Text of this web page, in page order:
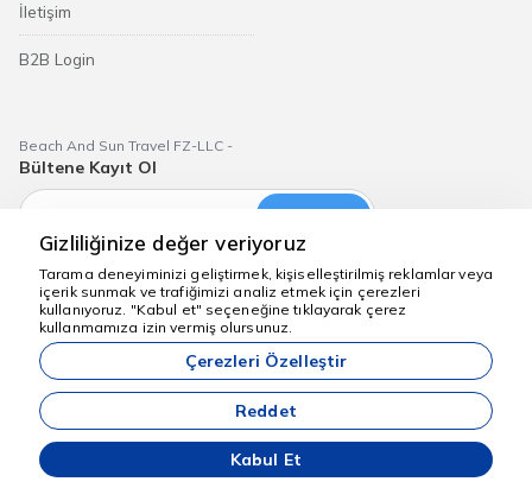
İletişim
B2B Login
Beach And Sun Travel FZ-LLC -
Bültene Kayıt Ol
Abone Ol
Dubai Aktiviteleri
Sitemizde anılan tüm fiyatlar, yeterli kontenjan olması durumunda
geçerli olan başlangıç fiyatlarıdır.
Commoware Acente Yönetim Sistemi
Gizliliğinize değer veriyoruz
Tarama deneyiminizi geliştirmek, kişiselleştirilmiş reklamlar veya
içerik sunmak ve trafiğimizi analiz etmek için çerezleri
kullanıyoruz. "Kabul et" seçeneğine tıklayarak çerez
kullanmamıza izin vermiş olursunuz.
Çerezleri Özelleştir
Reddet
Kabul Et
Yardım için buradayız